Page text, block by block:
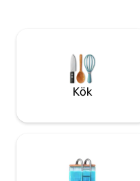
kommer att ångra att du
Följ oss på IG:
Kök